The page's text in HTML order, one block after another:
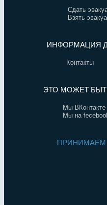
Сдать
Взять
ИНФОРМАЦИЯ
Контакты
ЭТО МОЖЕТ
Мы ВКонтакте
Мы на
ПРИНИМАЕМ